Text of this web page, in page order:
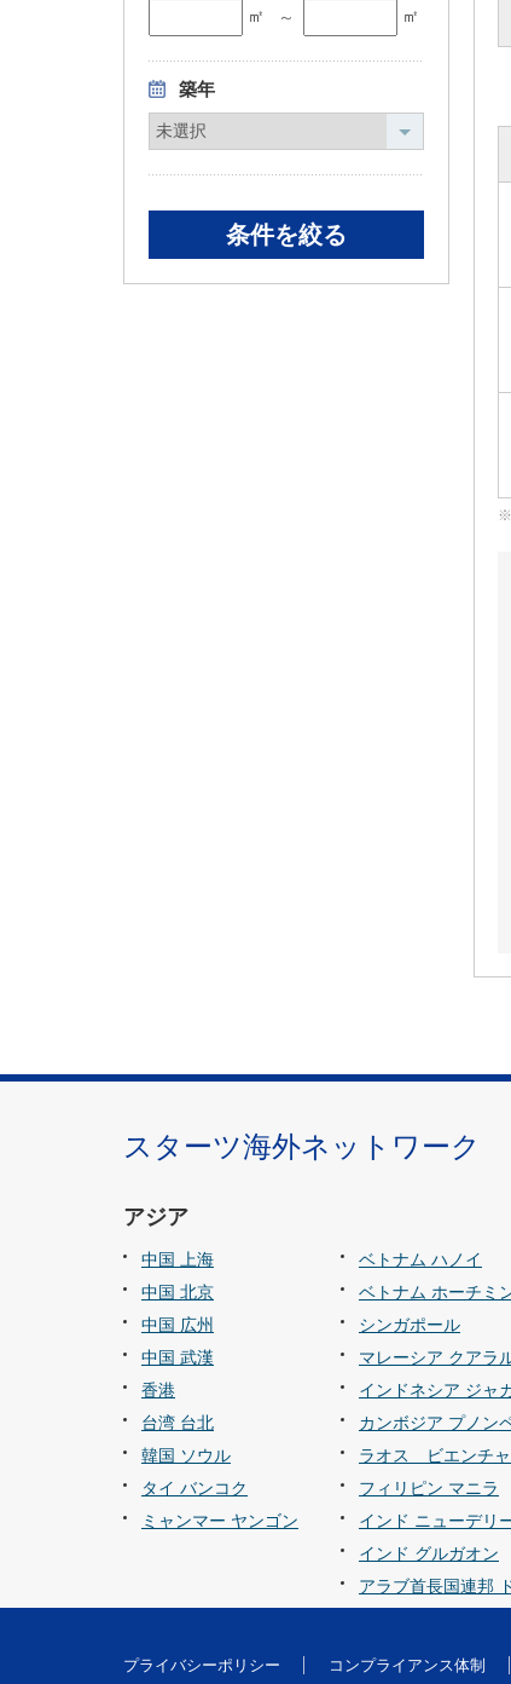
㎡ ～ ㎡
築年
スターツ海外ネットワーク
アジア
中国 上海
中国 北京
中国 広州
中国 武漢
香港
台湾 台北
韓国 ソウル
タイ バンコク
ミャンマー ヤンゴン
ベトナム ハノイ
ベトナム ホーチミ
シンガポール
マレーシア クアラ
インドネシア ジャ
カンボジア プノン
ラオス ビエンチ
フィリピン マニラ
インド ニューデリ
インド グルガオン
アラブ首長国連邦
プライバシーポリシー コンプライアンス体制